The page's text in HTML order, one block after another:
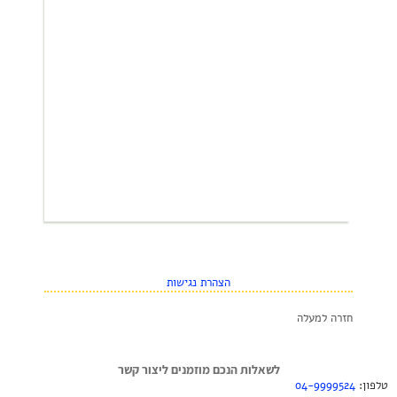
הצהרת נגישות
חזרה למעלה
לשאלות הנכם מוזמנים ליצור קשר
טלפון: 04-9999524